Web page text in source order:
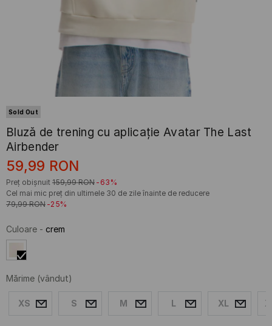
Sold Out
Bluză de trening cu aplicație Avatar The Last
Airbender
59,99 RON
Preț obișnuit 159,99 RON -63%
Cel mai mic preț din ultimele 30 de zile înainte de reducere
79,99 RON -25%
Culoare - crem
Mărime (vândut)
XS S M L XL